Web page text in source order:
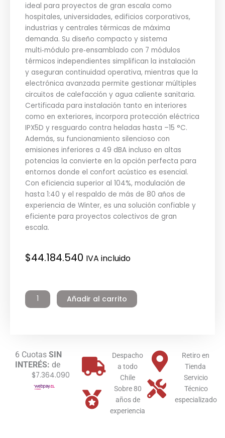
ideal para proyectos de gran escala como
hospitales, universidades, edificios corporativos,
industrias y centrales térmicas de máxima
demanda. Su diseño compacto y sistema
multi‑módulo pre‑ensamblado con 7 módulos
térmicos independientes simplifican la instalación
y aseguran continuidad operativa, mientras que la
electrónica avanzada permite gestionar múltiples
circuitos de calefacción y agua caliente sanitaria.
Certificada para instalación tanto en interiores
como en exteriores, incorpora protección eléctrica
IPX5D y resguardo contra heladas hasta –15 °C.
Además, su funcionamiento silencioso con
emisiones inferiores a 49 dBA incluso en altas
potencias la convierte en la opción perfecta para
entornos donde el confort acústico es esencial.
Con eficiencia superior al 104%, modulación de
hasta 1:40 y el respaldo de más de 80 años de
experiencia de Winter, es una solución confiable y
eficiente para proyectos colectivos de gran
escala.
$44.184.540 IVA incluido
Ares
Tec
Quemador
Gas
Licuado
cantidad
Añadir al carrito
6 Cuotas SIN
INTERÉS: de
$7.364.090
Despacho
a todo
Chile
Sobre 80
años de
experiencia
Retiro en
Tienda
Servicio
Técnico
especializado